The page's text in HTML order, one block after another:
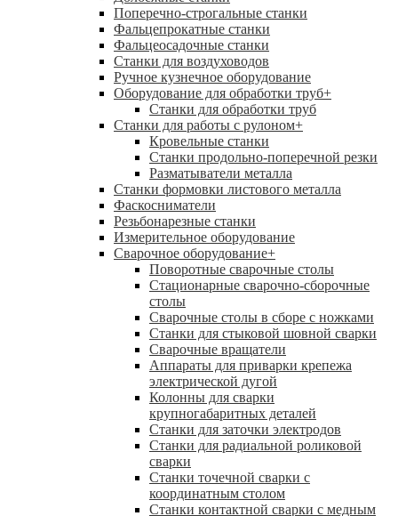
Поперечно-строгальные станки
Фальцепрокатные станки
Фальцеосадочные станки
Станки для воздуховодов
Ручное кузнечное оборудование
Оборудование для обработки труб+
Станки для обработки труб
Станки для работы с рулоном+
Кровельные станки
Станки продольно-поперечной резки
Разматыватели металла
Станки формовки листового металла
Фаскосниматели
Резьбонарезные станки
Измерительное оборудование
Сварочное оборудование+
Поворотные сварочные столы
Стационарные сварочно-сборочные
столы
Сварочные столы в сборе с ножками
Станки для стыковой шовной сварки
Сварочные вращатели
Аппараты для приварки крепежа
электрической дугой
Колонны для сварки
крупногабаритных деталей
Станки для заточки электродов
Станки для радиальной роликовой
сварки
Станки точечной сварки с
координатным столом
Станки контактной сварки с медным